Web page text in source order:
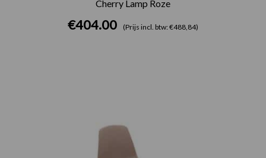
Cherry Lamp Roze
€404.00 (Prijs incl. btw: €488,84)